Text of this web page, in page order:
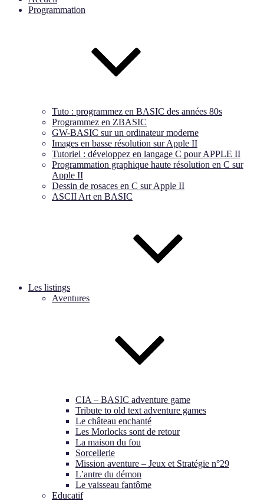
Programmation
Tuto : programmez en BASIC des années 80s
Programmez en ZBASIC
GW-BASIC sur un ordinateur moderne
Images en basse résolution sur Apple II
Tutoriel : développez en langage C pour APPLE II
Programmation graphique haute résolution en C sur
Apple II
Dessin de rosaces en C sur Apple II
ASCII Art en BASIC
Les listings
Aventures
CIA – BASIC adventure game
Tribute to old text adventure games
Le château enchanté
Les Morlocks sont de retour
La maison du fou
Sorcellerie
Mission aventure – Jeux et Stratégie n°29
L’antre du démon
Le vaisseau fantôme
Educatif